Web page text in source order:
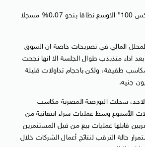
وكسب مؤشر “إيجي إكس 100” الاوسع نطاقا بنحو 0.07% مسجلا
المالي في تصريحات خاصة ان السوق
اداء متذبذب طوال الجلسة الا انها نجحت
طفيفة، ولكن باحجام تداولات قليلة
سجلت البورصة المصرية مكاسب
الأسبوع وسط عمليات شراء انتقائية من
قابلها عمليات بيع من قبل المستثمرين
حالة الترقب لنتائج أعمال الشركات خلال